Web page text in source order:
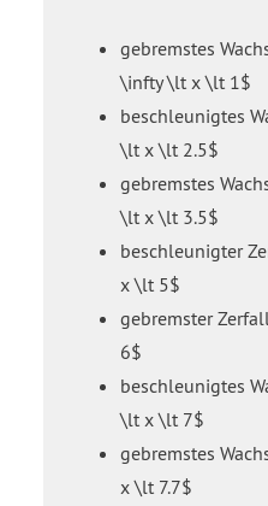
gebremstes
\infty \lt x \lt 1$
beschleunigtes
\lt x \lt 2.5$
gebremstes
\lt x \lt 3.5$
beschleunigter
x \lt 5$
gebremster
6$
beschleunigtes
\lt x \lt 7$
gebremstes
x \lt 7.7$